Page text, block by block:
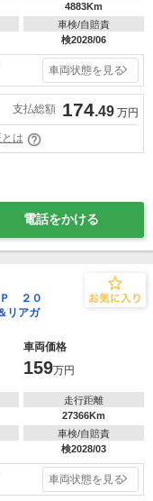
4883Km
車検/自賠責
検2028/06
車両状態を見る
支払総額 174.49 万円
は
電話をかける
２０
リアガ
車両価格
159万円
走行距離
27366Km
車検/自賠責
検2028/03
車両状態を見る